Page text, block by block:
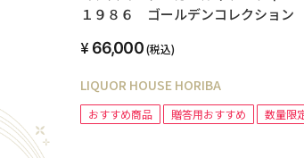
１９８６ ゴールデンコレクション
66,000(税込)
LIQUOR HOUSE HORIBA
おすすめ商品 贈答用おすすめ 数量限